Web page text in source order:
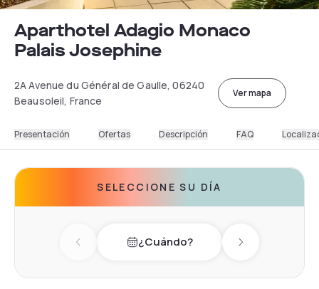
Aparthotel Adagio Monaco
Palais Josephine
2A Avenue du Général de Gaulle, 06240
Beausoleil, France
Ver mapa
Presentación Ofertas Descripción FAQ
SELECCIONE SU DÍA
Previous day¿Cuándo? Next day